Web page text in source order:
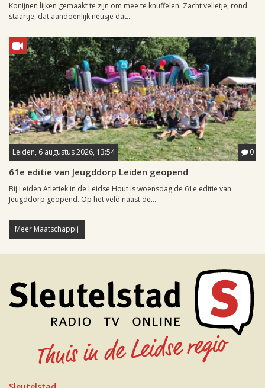
Konijnen lijken gemaakt te zijn om mee te knuffelen. Zacht velletje, rond
staartje, dat aandoenlijk neusje dat...
Leiden, 6 augustus 2026, 13:54 0
61e editie van Jeugddorp Leiden geopend
Bij Leiden Atletiek in de Leidse Hout is woensdag de 61e editie van
Jeugddorp geopend. Op het veld naast de...
Meer Maatschappij